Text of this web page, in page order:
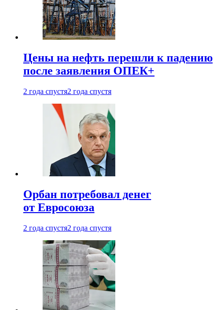
Цены на нефть перешли к падению
после заявления ОПЕК+
2 года спустя2 года спустя
Орбан потребовал денег
от Евросоюза
2 года спустя2 года спустя